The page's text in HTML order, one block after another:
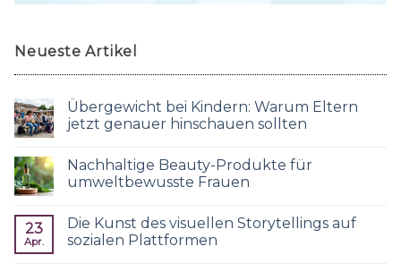
Neueste Artikel
Übergewicht bei Kindern: Warum Eltern
jetzt genauer hinschauen sollten
Nachhaltige Beauty-Produkte für
umweltbewusste Frauen
23
Apr.
Die Kunst des visuellen Storytellings auf
sozialen Plattformen